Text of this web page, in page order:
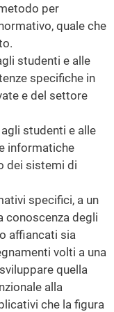
per
quale che
studenti e alle
specifiche in
e del settore
studenti e alle
informatiche
dei sistemi di
specifici, a un
conoscenza degli
affiancati sia
volti a una
quella
alla
che la figura